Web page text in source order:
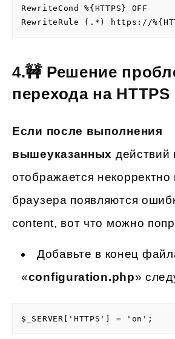
RewriteCond %{HTTPS} OFF
RewriteRule (.*) https://
4.🚧 Решение
перехода на HTTPS
Если после выполнения
вышеуказанных действий
отображается некорректно
браузера появляются
content, вот что можно
Добавьте в конец
«configuration.php»
$_SERVER['HTTPS'] = 'on';